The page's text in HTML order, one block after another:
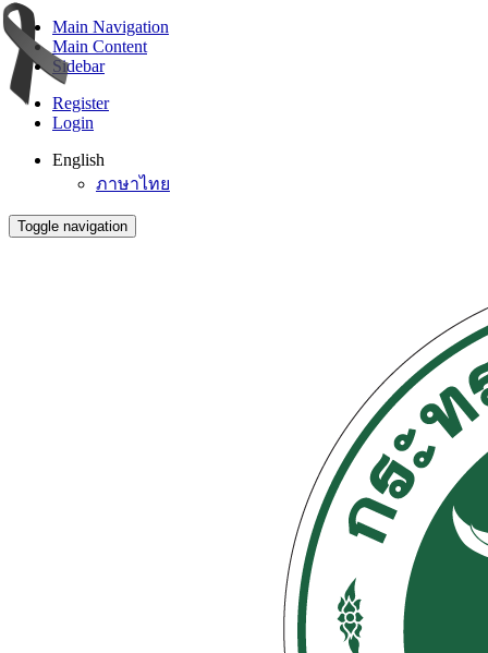
Main Navigation
Main Content
Sidebar
Register
Login
English
ภาษาไทย
Toggle navigation